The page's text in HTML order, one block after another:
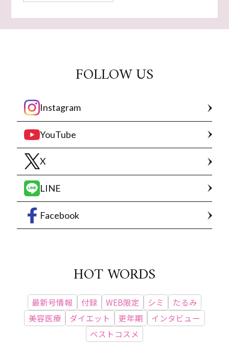
FOLLOW US
Instagram
YouTube
X
LINE
Facebook
HOT WORDS
最新号情報 付録 WEB限定 シミ
たるみ
美容医療
ダイエット 更年期
インタビュー
ベストコスメ